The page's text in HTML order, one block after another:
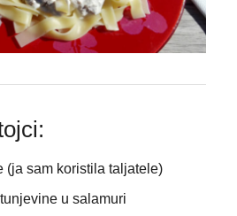
(ja sam koristila taljatele)
u salamuri